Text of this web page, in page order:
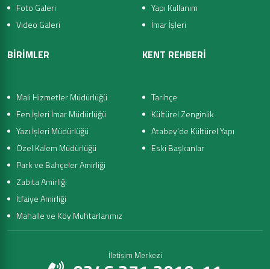
Foto Galeri
Video Galeri
Yapı Kullanım
İmar İşleri
BİRİMLER
Mali Hizmetler Müdürlüğü
Fen İşleri İmar Müdürlüğü
Yazı İşleri Müdürlüğü
Özel Kalem Müdürlüğü
Park ve Bahçeler Amirliği
Zabıta Amirliği
İtfaiye Amirliği
Mahalle ve Köy Muhtarlarımız
KENT REHBERİ
Tarihçe
Kültürel Zenginlik
Atabey'de Kültürel Yapı
Eski Başkanlar
İletişim Merkezi